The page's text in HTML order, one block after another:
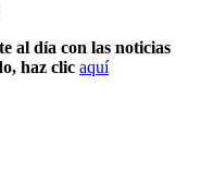
al día con las noticias
haz clic aquí